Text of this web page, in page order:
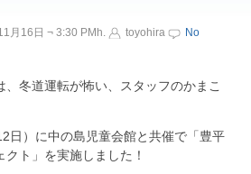
月16日 ¬ 3:30 PMh. toyohira
No
、冬道運転が怖い、スタッフのかまこ
日）に中の島児童会館と共催で「豊平
ト」を実施しました！